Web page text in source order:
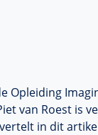
Opleiding
van Roest is
in dit